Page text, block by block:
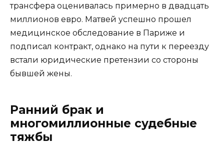
трансфера оценивалась примерно в двадцать
миллионов евро. Матвей успешно прошел
медицинское обследование в Париже и
подписал контракт, однако на пути к переезду
встали юридические претензии со стороны
бывшей жены.
Ранний брак и
многомиллионные судебные
тяжбы